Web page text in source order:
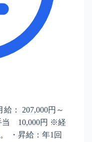
給： 207,000円～
当 10,000円 ※経
・昇給：年1回